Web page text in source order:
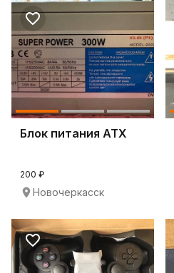
Блок питания ATX
200 ₽
Новочеркасск